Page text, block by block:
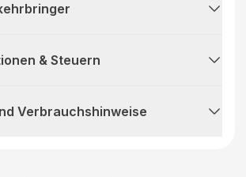
& Steuern
Verbrauchshinweise